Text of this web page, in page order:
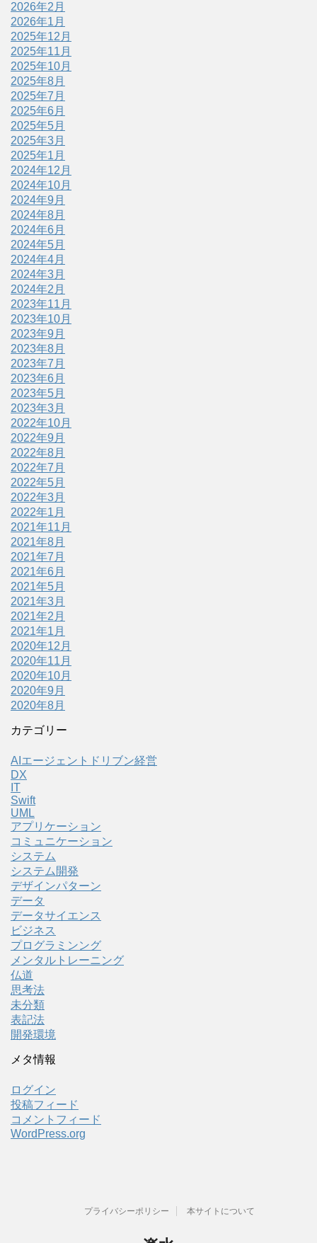
2026年2月
2026年1月
2025年12月
2025年11月
2025年10月
2025年8月
2025年7月
2025年6月
2025年5月
2025年3月
2025年1月
2024年12月
2024年10月
2024年9月
2024年8月
2024年6月
2024年5月
2024年4月
2024年3月
2024年2月
2023年11月
2023年10月
2023年9月
2023年8月
2023年7月
2023年6月
2023年5月
2023年3月
2022年10月
2022年9月
2022年8月
2022年7月
2022年5月
2022年3月
2022年1月
2021年11月
2021年8月
2021年7月
2021年6月
2021年5月
2021年3月
2021年2月
2021年1月
2020年12月
2020年11月
2020年10月
2020年9月
2020年8月
カテゴリー
AIエージェントドリブン経営
DX
IT
Swift
UML
アプリケーション
コミュニケーション
システム
システム開発
デザインパターン
データ
データサイエンス
ビジネス
プログラミンング
メンタルトレーニング
仏道
思考法
未分類
表記法
開発環境
メタ情報
ログイン
投稿フィード
コメントフィード
WordPress.org
プライバシーポリシー 本サイトについて